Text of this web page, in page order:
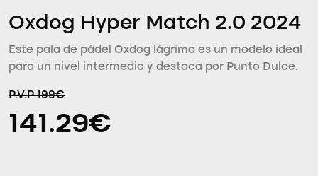
Oxdog Hyper Match 2.0 2024
Este pala de pádel Oxdog lágrima es un modelo ideal
para un nivel intermedio y destaca por Punto Dulce.
P.V.P 199€
141.29€